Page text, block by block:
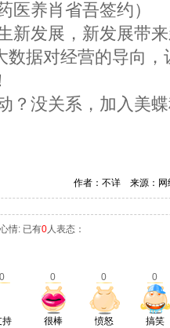
医养肖省吾签约）
新发展，新发展带
数据对经营的导向
？没关系，加入美
作者：不详 来源：
情: 已有0人表态：
0 0 0 0
持 很棒 愤怒 搞笑